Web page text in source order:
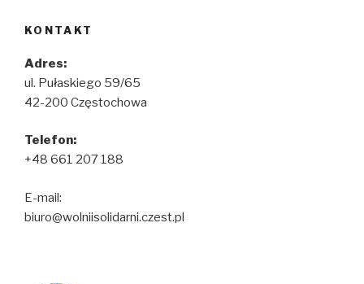
KONTAKT
Adres:
ul. Pułaskiego 59/65
42-200 Częstochowa
Telefon:
+48 661 207 188
E-mail:
biuro@wolniisolidarni.czest.pl